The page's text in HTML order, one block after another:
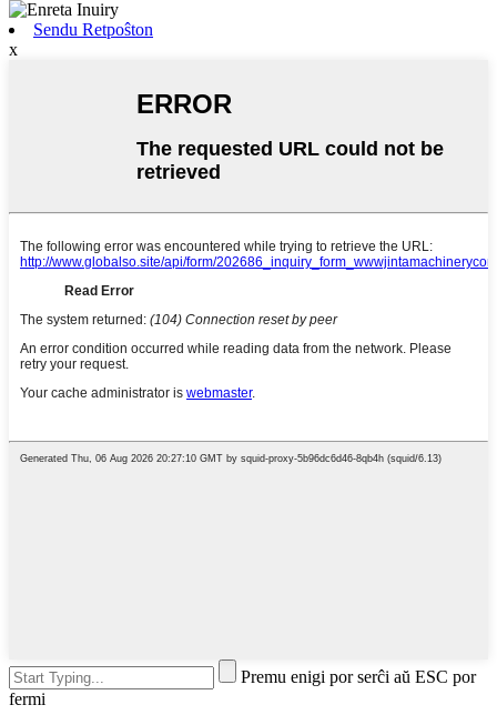
Sendu Retpoŝton
x
Premu enigi por serĉi aŭ ESC por
fermi